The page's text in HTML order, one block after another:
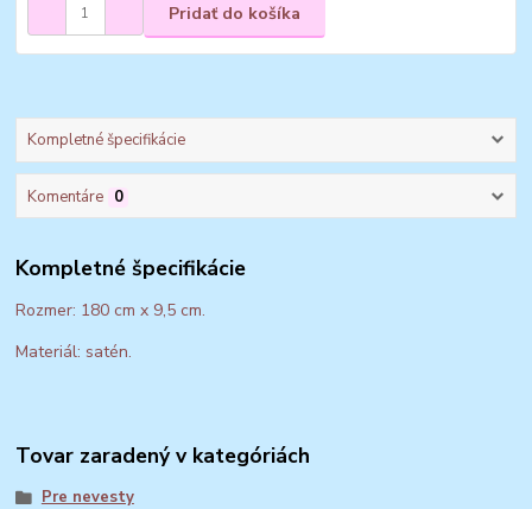
Pridať do košíka
Kompletné špecifikácie
Komentáre 0
Kompletné špecifikácie
Rozmer: 180 cm x 9,5 cm.
Materiál: satén.
Tovar zaradený v kategóriách
Pre nevesty